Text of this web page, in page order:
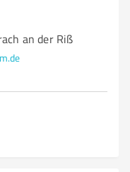
an der Riß